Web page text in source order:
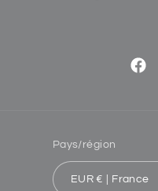
Pays/région
EUR € | France